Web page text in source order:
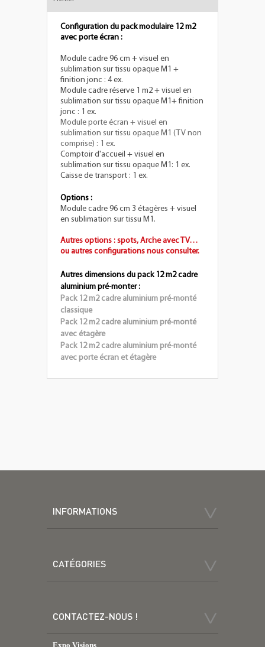
Configuration du pack modulaire 12 m2
avec porte écran :
Module cadre 96 cm + visuel en
sublimation sur tissu opaque M1 +
finition jonc : 4 ex.
Module cadre réserve 1 m2 + visuel en
sublimation sur tissu opaque M1+ finition
jonc : 1 ex.
Module porte écran + visuel en
sublimation sur tissu opaque M1 (TV non
comprise) : 1 ex.
Comptoir d'accueil + visuel en
sublimation sur tissu opaque M1: 1 ex.
Caisse de transport : 1 ex.
Options :
Module cadre 96 cm 3 étagères + visuel
en sublimation sur tissu M1.
Autres options : spots, Arche avec TV…
ou autres configurations nous consulter.
Autres dimensions du pack 12 m2 cadre
aluminium pré-monter :
Pack 12 m2 cadre aluminium pré-monté
classique
Pack 12 m2 cadre aluminium pré-monté
avec étagère
Pack 12 m2 cadre aluminium pré-monté
avec porte écran et étagère
INFORMATIONS
CATÉGORIES
CONTACTEZ-NOUS !
Expo Visions